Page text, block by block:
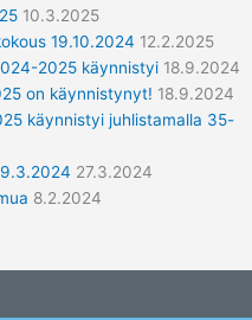
10.3.2025
19.10.2024 12.2.2025
2025 käynnistyi 18.9.2024
on käynnistynyt! 18.9.2024
käynnistyi juhlistamalla 35-
27.3.2024
8.2.2024